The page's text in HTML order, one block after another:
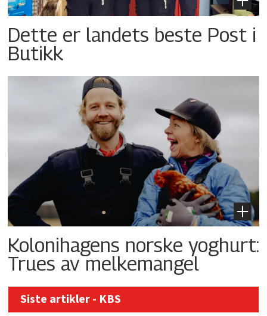
Dette er landets beste Post i
Butikk
Kolonihagens norske yoghurt:
Trues av melkemangel
Siste artikler - KBS